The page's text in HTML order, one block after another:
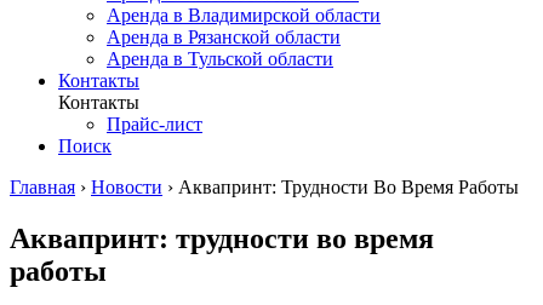
Аренда в Владимирской области
Аренда в Рязанской области
Аренда в Тульской области
Контакты
Контакты
Прайс-лист
Поиск
Главная › Новости › Аквапринт: Трудности Во Время Работы
Аквапринт: трудности во время
работы